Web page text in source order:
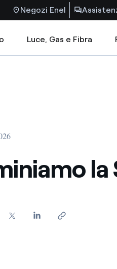
Negozi Enel
Luce, Gas e Fibra
la